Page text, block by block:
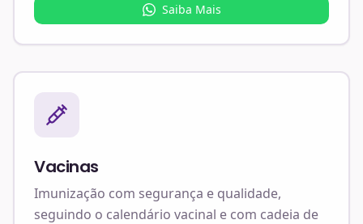
Saiba Mais
Vacinas
Imunização com segurança e qualidade,
seguindo o calendário vacinal e com cadeia de